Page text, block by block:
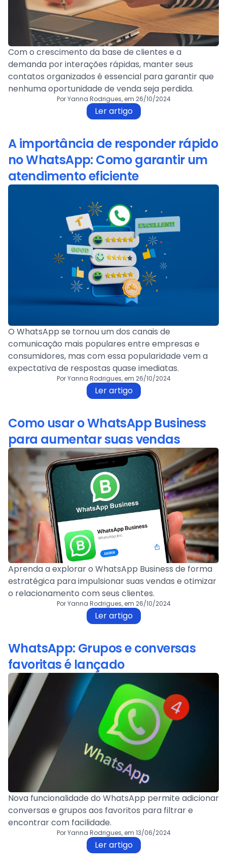
Com o crescimento da base de clientes e a
demanda por interações rápidas, manter seus
contatos organizados é essencial para garantir que
nenhuma oportunidade de venda seja perdida.
Por Yanna Rodrigues, em 26/10/2024
Ler artigo
A importância de responder rápido
no WhatsApp: Como garantir um
atendimento eficiente
O WhatsApp se tornou um dos canais de
comunicação mais populares entre empresas e
consumidores, mas com essa popularidade vem a
expectativa de respostas quase imediatas.
Por Yanna Rodrigues, em 26/10/2024
Ler artigo
Como usar o WhatsApp Business
para aumentar suas vendas
Aprenda a explorar o WhatsApp Business de forma
estratégica para impulsionar suas vendas e otimizar
o relacionamento com seus clientes.
Por Yanna Rodrigues, em 26/10/2024
Ler artigo
WhatsApp: Grupos e conversas
favoritas é lançado
Nova funcionalidade do WhatsApp permite adicionar
conversas e grupos aos favoritos para filtrar e
encontrar com facilidade.
Por Yanna Rodrigues, em 13/06/2024
Ler artigo